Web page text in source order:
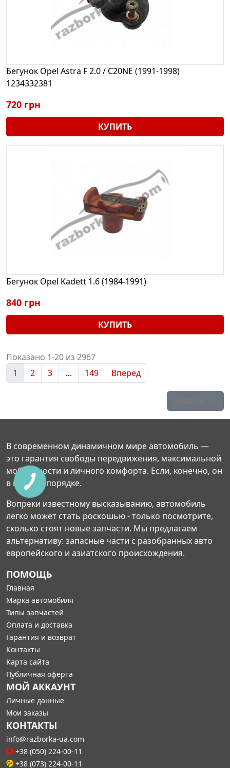
Бегунок Opel Astra F 2.0 / C20NE (1991-1998)
1234332381
720 грн
КУПИТЬ
Бегунок Opel Kadett 1.6 (1984-1991)
840 грн
КУПИТЬ
Показано 1-20 из 2967
1
2 3 … 149 Вперед
В современном динамичном мире автомобиль —
это гарантия свободы передвижения, максимальной
мобильности и личного комфорта. Если, конечно, он
в полном порядке.
Вопреки известному высказыванию, автомобиль
легко может стать роскошью - только посмотрите,
сколько стоят новые запчасти. Мы предлагаем
альтернативу: запасные части с разобранных авто
европейского и азиатского происхождения.
ПОМОЩЬ
Главная
Марка автомобиля
Типы запчастей
Оплата и доставка
Гарантия и возврат
Контакты
Карта сайта
Публичная оферта
МОЙ АККАУНТ
Личные данные
Мои заказы
КОНТАКТЫ
info@razborka-ua.com
+38 (050) 224-00-11
+38 (073) 224-00-11